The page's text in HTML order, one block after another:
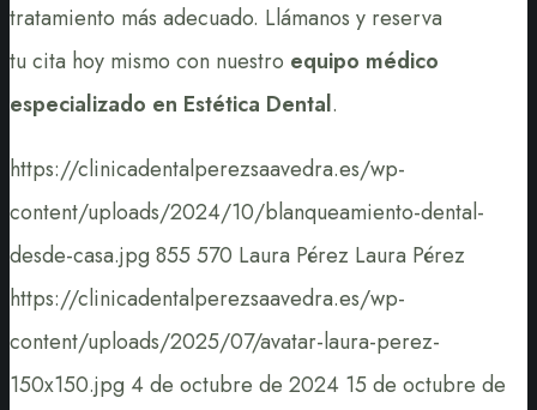
tratamiento más adecuado. Llámanos y reserva
tu cita hoy mismo con nuestro equipo médico
especializado en Estética Dental.
https://clinicadentalperezsaavedra.es/wp-
content/uploads/2024/10/blanqueamiento-dental-
desde-casa.jpg 855570 Laura Pérez Laura Pérez
https://clinicadentalperezsaavedra.es/wp-
content/uploads/2025/07/avatar-laura-perez-
150x150.jpg 4 de octubre de 2024 15 de octubre de